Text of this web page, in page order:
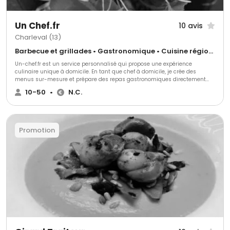
Un Chef.fr 10 avis
Charleval (13)
Barbecue et grillades • Gastronomique • Cuisine régionale
Un-chef.fr est un service personnalisé qui propose une expérience
culinaire unique à domicile. En tant que chef à domicile, je crée des
menus sur-mesure et prépare des repas gastronomiques directement
chez vous, pour des dîners intimes, des soirées entre amis, des repas
d'affaires ou des événements spéciaux. Profitez d'une cuisine raffinée, sans
10-50 • N.C.
Promotion